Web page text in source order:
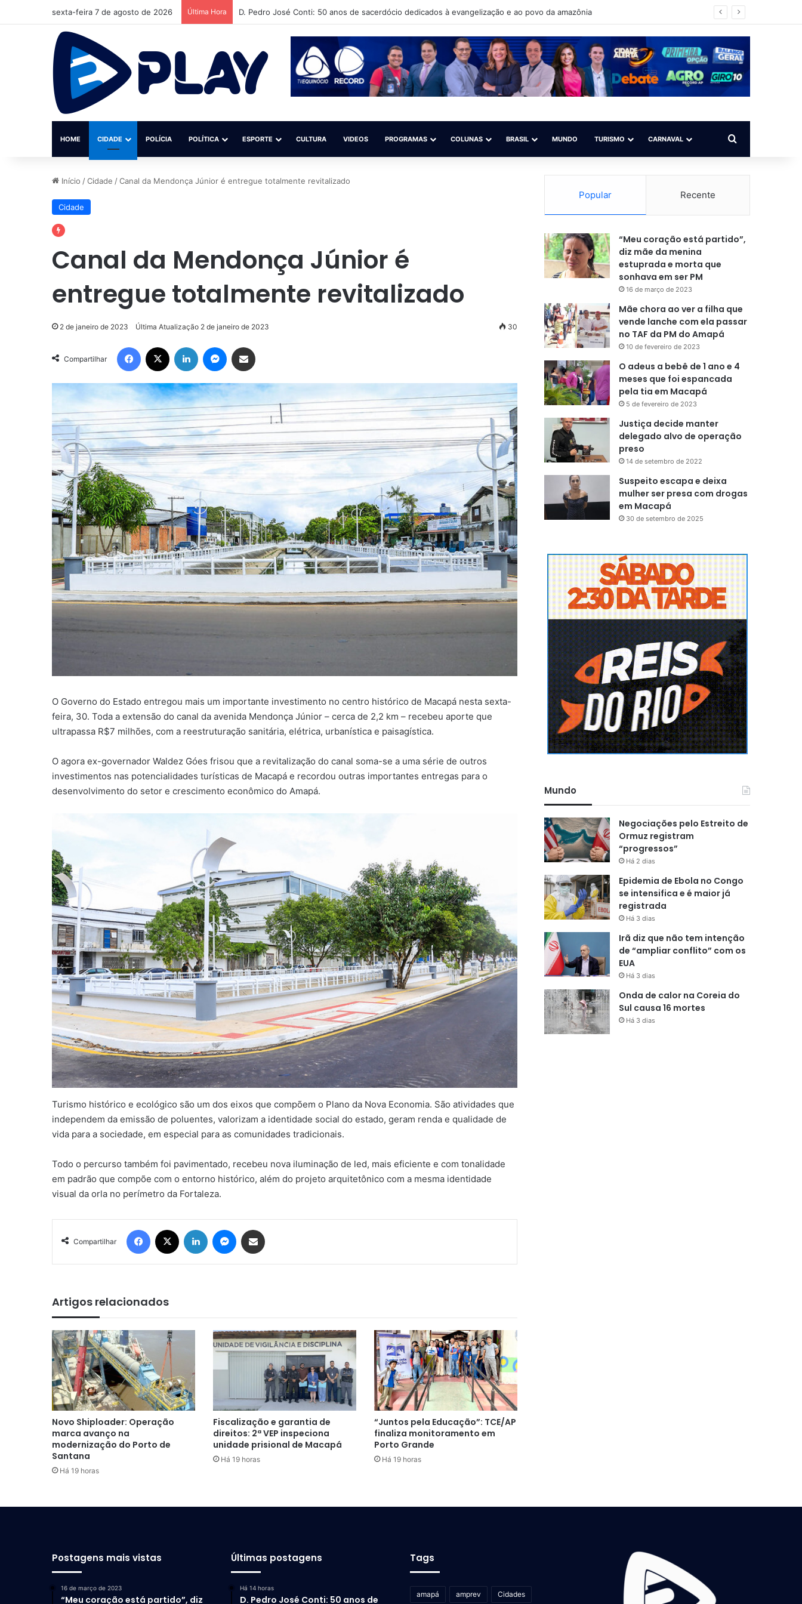
sexta-feira 7 de agosto de 2026 Última Hora Instituto Cultural Língua Solta (Iacls) abre matrículas para o projeto “Natação é para todos”
HOME CIDADE POLÍCIA POLÍTICA ESPORTE CULTURA VIDEOS PROGRAMAS COLUNAS BRASIL MUNDO TURISMO CARNAVAL Procurar por
Início /Cidade /Canal da Mendonça Júnior é entregue totalmente revitalizado
Cidade
Canal da Mendonça Júnior é
entregue totalmente revitalizado
2 de janeiro de 2023 Última Atualização 2 de janeiro de 2023 30
Compartilhar
Facebook Linkedin Messenger
O Governo do Estado entregou mais um importante investimento no centro histórico de Macapá nesta sexta-
feira, 30. Toda a extensão do canal da avenida Mendonça Júnior – cerca de 2,2 km – recebeu aporte que
ultrapassa R$7 milhões, com a reestruturação sanitária, elétrica, urbanística e paisagística.
O agora ex-governador Waldez Góes frisou que a revitalização do canal soma-se a uma série de outros
investimentos nas potencialidades turísticas de Macapá e recordou outras importantes entregas para o
desenvolvimento do setor e crescimento econômico do Amapá.
Turismo histórico e ecológico são um dos eixos que compõem o Plano da Nova Economia. São atividades que
independem da emissão de poluentes, valorizam a identidade social do estado, geram renda e qualidade de
vida para a sociedade, em especial para as comunidades tradicionais.
Todo o percurso também foi pavimentado, recebeu nova iluminação de led, mais eficiente e com tonalidade
em padrão que compõe com o entorno histórico, além do projeto arquitetônico com a mesma identidade
visual da orla no perímetro da Fortaleza.
Compartilhar
Facebook Linkedin Messenger
Artigos relacionados
Novo Shiploader: Operação
marca avanço na
modernização do Porto de
Santana
Há 19 horas
Fiscalização e garantia de
direitos: 2ª VEP inspeciona
unidade prisional de Macapá
Há 19 horas
“Juntos pela Educação”: TCE/AP
finaliza monitoramento em
Porto Grande
Há 19 horas
Popular Recente
“Meu coração está partido”,
diz mãe da menina
estuprada e morta que
sonhava em ser PM
16 de março de 2023
Mãe chora ao ver a filha que
vende lanche com ela passar
no TAF da PM do Amapá
10 de fevereiro de 2023
O adeus a bebê de 1 ano e 4
meses que foi espancada
pela tia em Macapá
5 de fevereiro de 2023
Justiça decide manter
delegado alvo de operação
preso
14 de setembro de 2022
Suspeito escapa e deixa
mulher ser presa com drogas
em Macapá
30 de setembro de 2025
Mundo
Negociações pelo Estreito de
Ormuz registram
“progressos”
Há 2 dias
Epidemia de Ebola no Congo
se intensifica e é maior já
registrada
Há 3 dias
Irã diz que não tem intenção
de “ampliar conflito” com os
EUA
Há 3 dias
Onda de calor na Coreia do
Sul causa 16 mortes
Há 3 dias
Postagens mais vistas
16 de março de 2023
“Meu coração está partido”, diz
Últimas postagens
Há 14 horas
D. Pedro José Conti: 50 anos de
Tags
amapá amprev Cidades